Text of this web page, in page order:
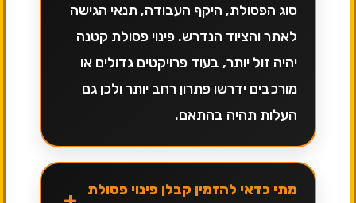
סוג הפסולת, היקף העבודה, תנאי הגישה
לאתר והציוד הנדרש. פינוי פסולת קטנה
יהיה זול יותר, בעוד פרויקטים גדולים או
מורכבים ידרשו פתרון רחב יותר ולכן גם
העלות תהיה בהתאם.
מתי כדאי להזמין קבלן פינוי פסולת